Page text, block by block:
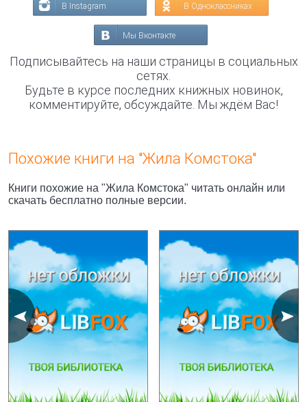
В Instagram В Одноклассниках
Мы Вконтакте
Подписывайтесь на наши страницы в социальных
сетях.
Будьте в курсе последних книжных новинок,
комментируйте, обсуждайте. Мы ждём Вас!
Похожие книги на "Жила Комстока"
Книги похожие на "Жила Комстока" читать онлайн или
скачать бесплатно полные версии.